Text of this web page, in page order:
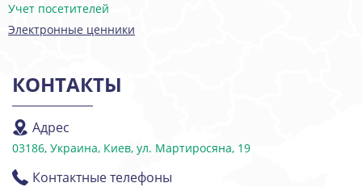
Учет посетителей
Электронные ценники
КОНТАКТЫ
Адрес
03186, Украина, Киев, ул. Мартиросяна, 19
Контактные телефоны